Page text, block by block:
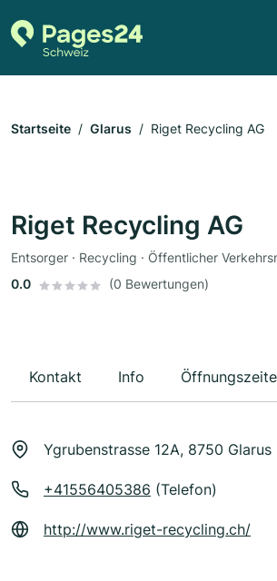
Startseite Glarus Riget Recycling AG
Riget Recycling AG
0.0
(0 Bewertungen)
Kontakt Info
Ygrubenstrasse 12A, 8750 Glarus
+41556405386 (Telefon)
http://www.riget-recycling.ch/